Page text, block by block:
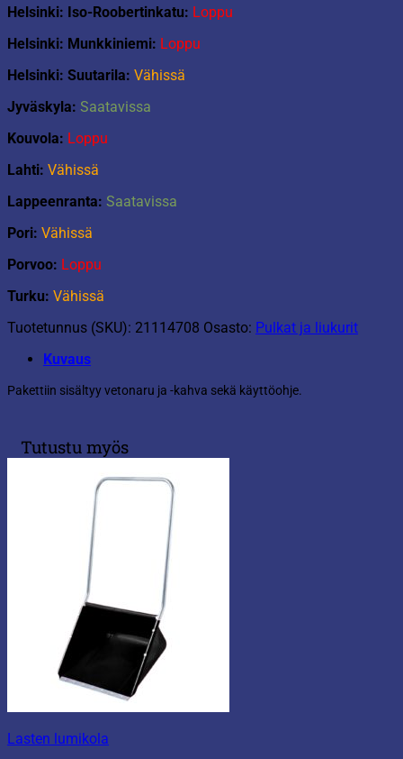
Helsinki: Iso-Roobertinkatu: Loppu
Helsinki: Munkkiniemi: Loppu
Helsinki: Suutarila: Vähissä
Jyväskyla: Saatavissa
Kouvola: Loppu
Lahti: Vähissä
Lappeenranta: Saatavissa
Pori: Vähissä
Porvoo: Loppu
Turku: Vähissä
Tuotetunnus (SKU): 21114708 Osasto: Pulkat ja liukurit
Kuvaus
Pakettiin sisältyy vetonaru ja -kahva sekä käyttöohje.
Tutustu myös
Lasten lumikola